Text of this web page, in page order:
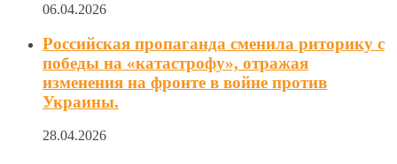
06.04.2026
Российская пропаганда сменила риторику с
победы на «катастрофу», отражая
изменения на фронте в войне против
Украины.
28.04.2026